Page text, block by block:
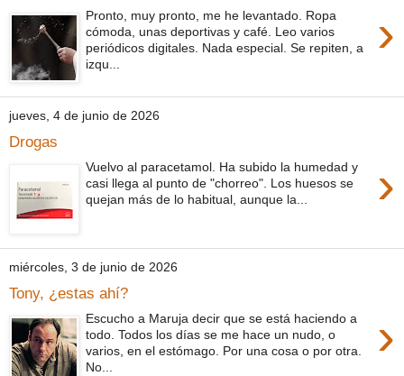
›
Pronto, muy pronto, me he levantado. Ropa
cómoda, unas deportivas y café. Leo varios
periódicos digitales. Nada especial. Se repiten, a
izqu...
jueves, 4 de junio de 2026
Drogas
›
Vuelvo al paracetamol. Ha subido la humedad y
casi llega al punto de "chorreo". Los huesos se
quejan más de lo habitual, aunque la...
miércoles, 3 de junio de 2026
Tony, ¿estas ahí?
›
Escucho a Maruja decir que se está haciendo a
todo. Todos los días se me hace un nudo, o
varios, en el estómago. Por una cosa o por otra.
No...